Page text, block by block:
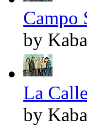
Campo
by
La
by